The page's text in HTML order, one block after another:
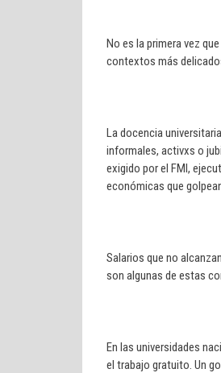
No es la primera vez
contextos más
La docencia
informales, activxs o
exigido por el FMI,
económicas que
Salarios que no
son algunas de estas
En las universidades
el trabajo gratuito. Un